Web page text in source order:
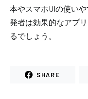
本やスマホUIの使い
発者は効果的なアプ
るでしょう。
SHARE